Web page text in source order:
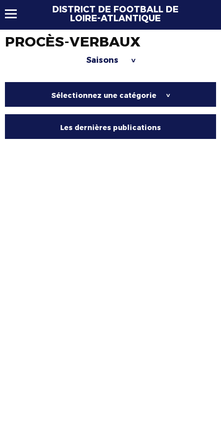
DISTRICT DE FOOTBALL DE
LOIRE-ATLANTIQUE
PROCÈS-VERBAUX
Saisons >
Sélectionnez une catégorie >
Les dernières publications